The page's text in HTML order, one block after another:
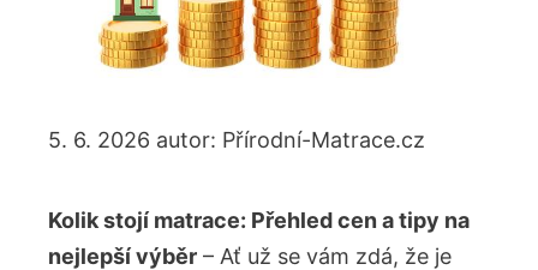
5. 6. 2026 autor: Přírodní-Matrace.cz
Kolik stojí matrace: Přehled cen a tipy na
nejlepší výběr – Ať už se vám zdá, že je